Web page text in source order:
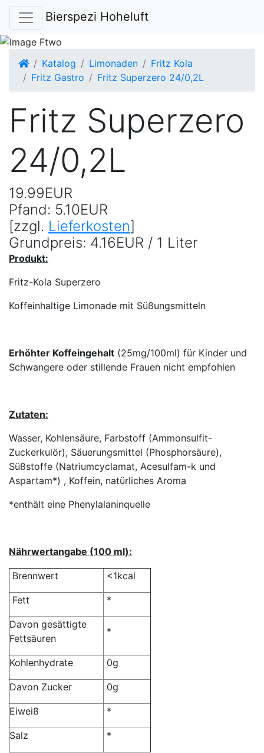
Bierspezi Hoheluft
Startseite
Katalog Limonaden
Fritz Kola
Fritz Gastro
Fritz Superzero 24/0,2L
Fritz Superzero
24/0,2L
19.99EUR
Pfand: 5.10EUR
[zzgl. Lieferkosten]
Grundpreis: 4.16EUR / 1 Liter
Produkt:
Fritz-Kola Superzero
Koffeinhaltige Limonade mit Süßungsmitteln
Erhöhter Koffeingehalt (25mg/100ml) für Kinder und
Schwangere oder stillende Frauen nicht empfohlen
Zutaten:
Wasser, Kohlensäure, Farbstoff (Ammonsulfit-
Zuckerkulör), Säuerungsmittel (Phosphorsäure),
Süßstoffe (Natriumcyclamat, Acesulfam-k und
Aspartam*) , Koffein, natürliches Aroma
*enthält eine Phenylalaninquelle
Nährwertangabe (100 ml):
Brennwert <1kcal
Fett *
Davon gesättigte
Fettsäuren
*
Kohlenhydrate 0g
Davon Zucker 0g
Eiweiß *
Salz *